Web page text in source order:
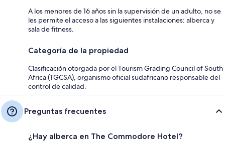
A los menores de 16 años sin la supervisión de un adulto, no se
les permite el acceso a las siguientes instalaciones: alberca y
sala de fitness.
Categoría de la propiedad
Clasificación otorgada por el Tourism Grading Council of South
Africa (TGCSA), organismo oficial sudafricano responsable del
control de calidad.
Preguntas frecuentes
¿Hay alberca en The Commodore Hotel?